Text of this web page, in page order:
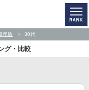
年版 30代
グ・比較